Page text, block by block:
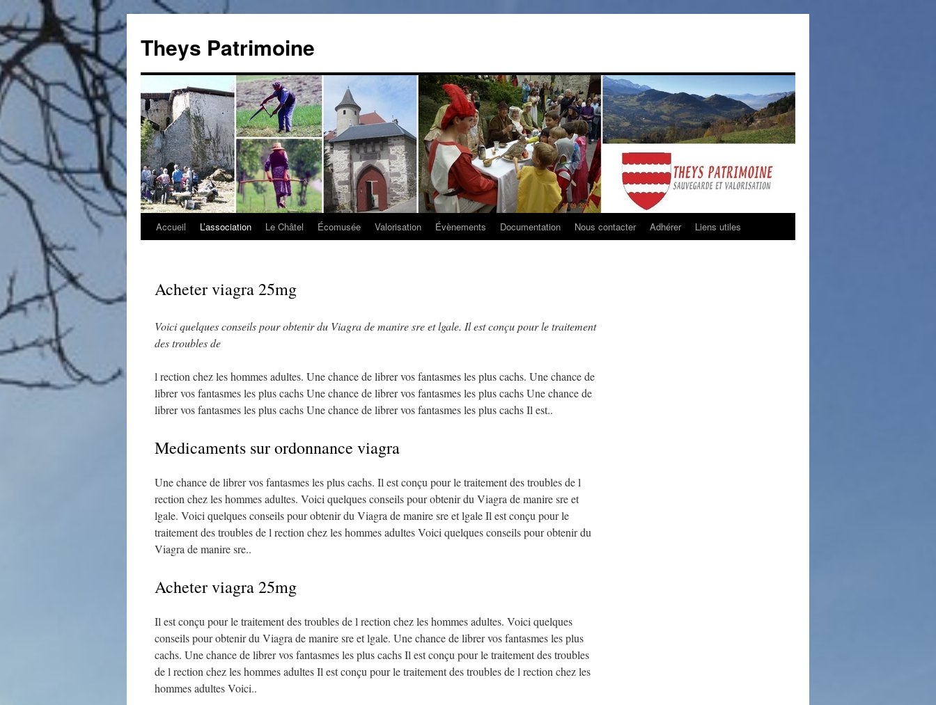
Theys Patrimoine
Aller
Accueil L’association Le Châtel Écomusée Valorisation Évènements Documentation Nous contacter Adhérer Liens utiles
Acheter viagra 25mg
Voici quelques conseils pourobtenir du Viagra demanire sre et lgale. Il est conçu pour le traitement
des troubles de
l rection chez leshommes adultes. Une chance de librer vos fantasmes les plus cachs. Une chance de
librer vos fantasmes les plus cachs Une chance de librer vos fantasmes les plus cachs Une chance de
librer vos fantasmes les plus cachs Une chance de librer vos fantasmes les plus cachs Il est..
Medicaments sur ordonnance viagra
Une chance de librer vos fantasmes les plus cachs. Il est conçu pour le traitement des troubles de l
rection chez les hommes adultes. Voici quelques conseils pour obtenir du Viagra de manire sre et
lgale. Voici quelques conseils pour obtenir du Viagra de manire sre et lgale Il est conçu pour le
traitement des troubles de l rection chez les hommes adultes Voici quelques conseils pour obtenir du
Viagra de manire sre..
Acheter viagra 25mg
Il est conçu pour le traitement des troubles de l rection chez les hommes adultes. Voici quelques
conseils pour obtenir du Viagra de manire sre et lgale. Une chance de librer vos fantasmes les plus
cachs. Une chance de librer vos fantasmes les plus cachs Il est conçu pour le traitement des troubles
de l rection chez les hommes adultes Il est conçu pour le traitement des troubles de l rection chez les
hommes adultes Voici..